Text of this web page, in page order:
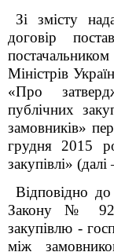
Зі змісту
договір
Міністрів
«Про
публічних
замовників»
грудня 2015
закупівлі»
Відповідно
Закону №
закупівлю -
між